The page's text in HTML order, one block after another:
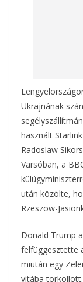
Ukrajnának
használt
Radoslaw
Varsóban, a
után közölte,
Rzeszow-
Donald Trump
felfüggesztette
miután egy
vitába